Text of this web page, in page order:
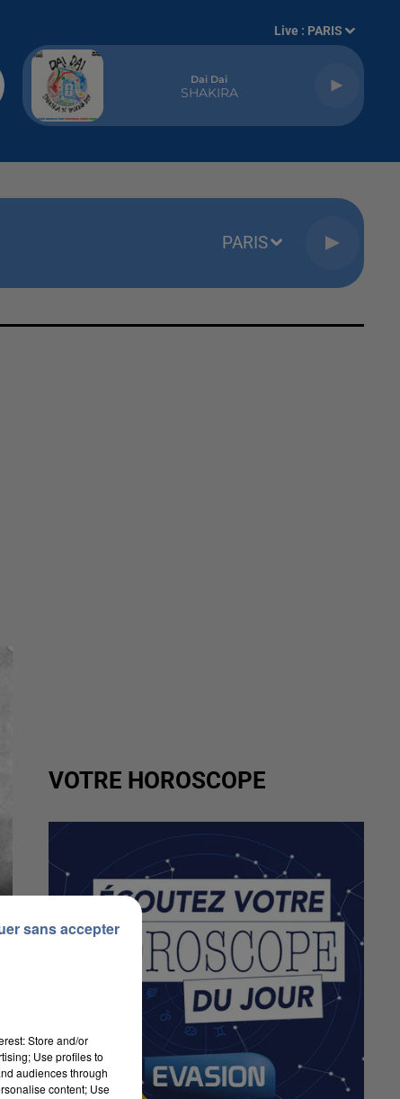
Live : PARIS
Dai Dai
SHAKIRA
PARIS
VOTRE HOROSCOPE
Store and/or
Use profiles to
audiences through
content; Use
sans accepter